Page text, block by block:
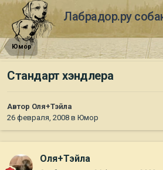
Лабрадор.ру
Юмор
Стандарт хэндлера
Автор Оля+Тэйла
26 февраля, 2008 в Юмор
Оля+Тэйла